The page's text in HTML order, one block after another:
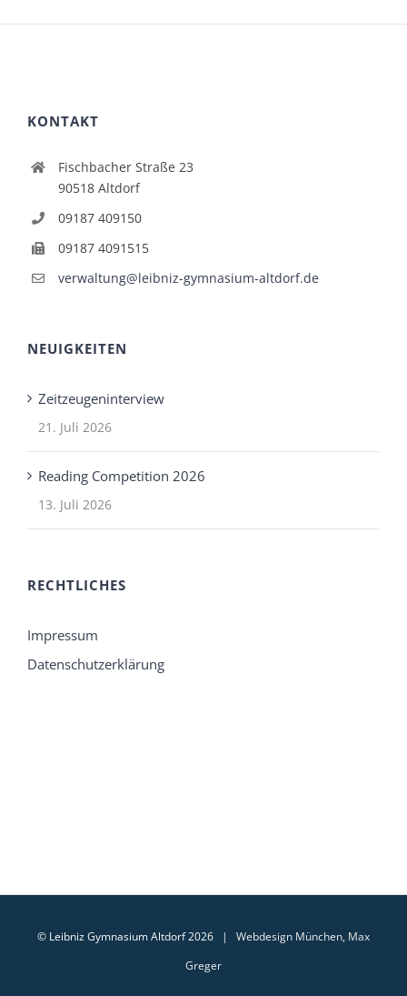
KONTAKT
Fischbacher Straße 23
90518 Altdorf
09187 409150
09187 4091515
verwaltung@leibniz-gymnasium-altdorf.de
NEUIGKEITEN
Zeitzeugeninterview
21. Juli 2026
Reading Competition 2026
13. Juli 2026
RECHTLICHES
Impressum
Datenschutzerklärung
© Leibniz Gymnasium Altdorf 2026 | Webdesign München, Max
Greger